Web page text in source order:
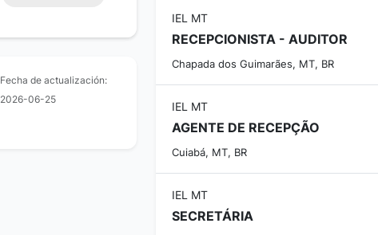
Fecha de actualización:
2026-06-25
IEL MT
RECEPCIONISTA - AUDITOR
Chapada dos Guimarães, MT, BR
IEL MT
AGENTE DE RECEPÇÃO
Cuiabá, MT, BR
IEL MT
SECRETÁRIA